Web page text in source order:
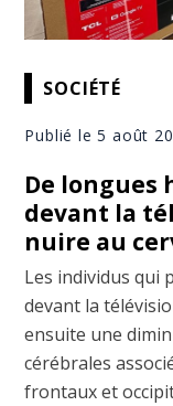
SOCIÉTÉ
Publié le 5 août
De longues
devant la
nuire au
Les individus qui
devant la
ensuite une
cérébrales
frontaux et